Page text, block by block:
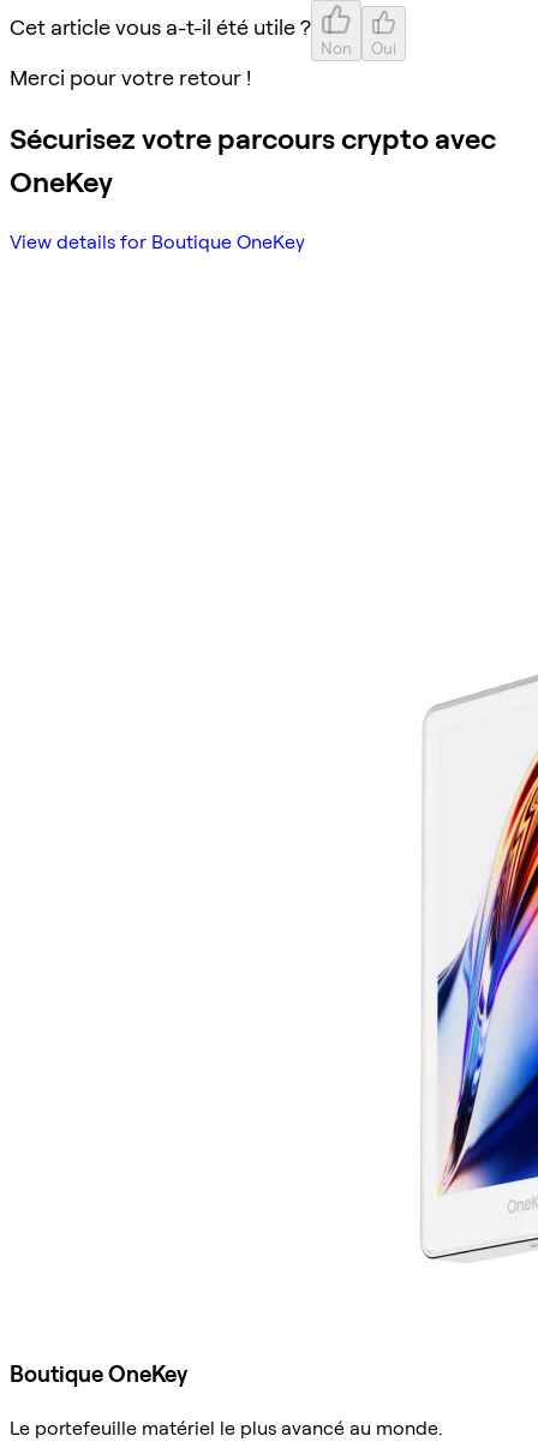
Cet article vous a-t-il été utile ?
Non Oui
Merci pour votre retour !
Sécurisez votre parcours crypto avec
OneKey
View details for Boutique OneKey
Boutique OneKey
Le portefeuille matériel le plus avancé au monde.